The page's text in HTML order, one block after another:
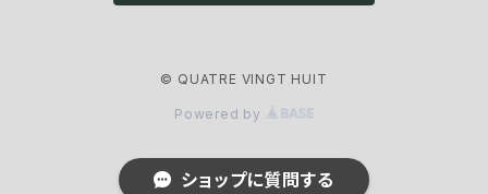
© QUATRE VINGT HUIT
Powered by
ショップに質問する